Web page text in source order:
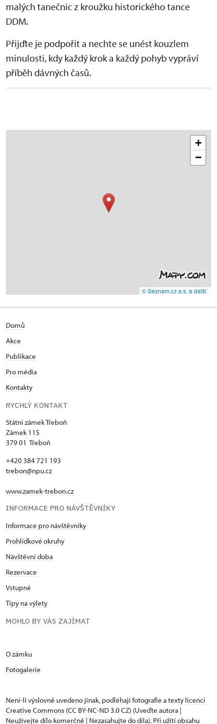
malých tanečnic z kroužku historického tance
DDM.
Přijďte je podpořit a nechte se unést kouzlem
minulosti, kdy každý krok a každý pohyb vypráví
příběh dávných časů.
+
−
© Seznam.cz a.s. a další
Domů
Akce
Publikace
Pro média
Kontakty
RYCHLÝ KONTAKT
Státní zámek Třeboň
Zámek 115
379 01 Třeboň
+420 384 721 193
trebon@npu.cz
www.zamek-trebon.cz
INFORMACE PRO NÁVŠTĚVNÍKY
Informace pro návštěvníky
Prohlídkové okruhy
Návštěvní doba
Rezervace
Vstupné
Tipy na výlety
MOHLO BY VÁS ZAJÍMAT
O zámku
Fotogalerie
Není-li výslovně uvedeno jinak, podléhají fotografie a texty licenci
Creative Commons (CC BY-NC-ND 3.0 CZ) (Uveďte autora |
Neužívejte dílo komerčně | Nezasahujte do díla). Při užití obsahu